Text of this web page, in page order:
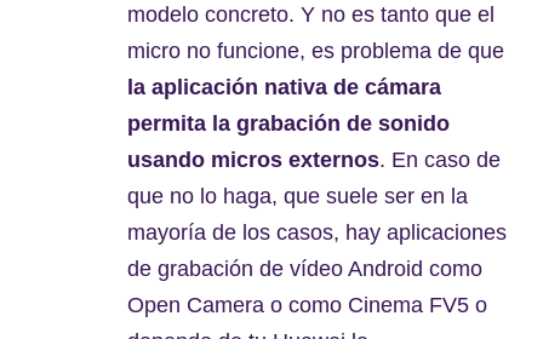
modelo concreto. Y no es tanto que el
micro no funcione, es problema de que
la aplicación nativa de cámara
permita la grabación de sonido
usando micros externos. En caso de
que no lo haga, que suele ser en la
mayoría de los casos, hay aplicaciones
de grabación de vídeo Android como
Open Camera o como Cinema FV5 o